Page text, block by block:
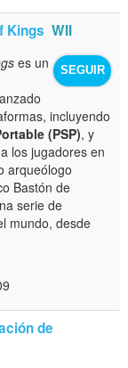
Kings WII
SEGUIR
es un
incluyendo
(PSP), y
los jugadores en
arqueólogo
Bastón de
serie de
mundo, desde
de